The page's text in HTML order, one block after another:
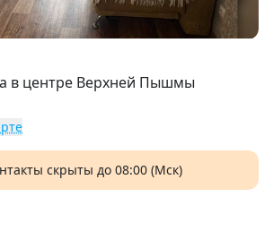
в центрe Вeрxней Пышмы
скрыты до 08:00 (Мск)